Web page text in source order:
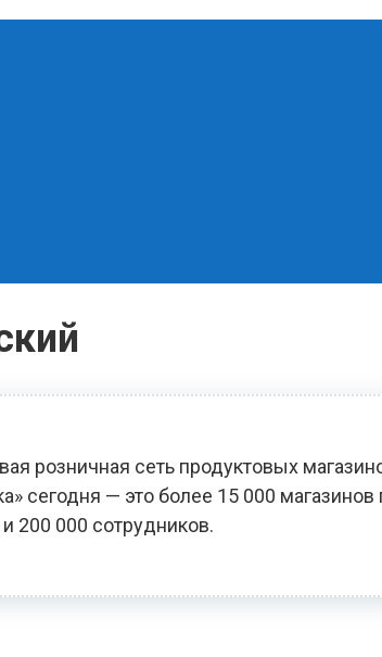
розничная сеть продуктовых
— это более 15 000 магазинов
200 000 сотрудников.